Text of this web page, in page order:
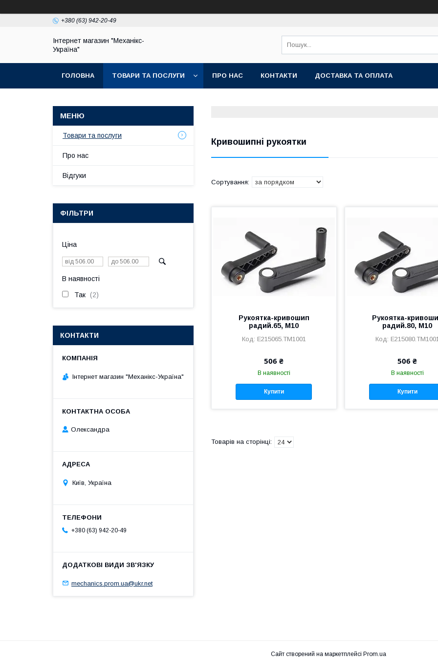
+380 (63) 942-20-49
Інтернет магазин "Механікс-
Україна"
ГОЛОВНА ТОВАРИ ТА ПОСЛУГИ ПРО НАС КОНТАКТИ ДОСТАВКА ТА ОПЛАТА
Кривошипні рукоятки
Рукоятка-кривошип
радий.65, М10
E215065.TM1001
506 ₴
В наявності
Купити
Рукоятка-
радий.80, М10
506 ₴
В наявності
Купити
Товари та послуги
Про нас
Відгуки
ФІЛЬТРИ
Ціна
В наявності
Так 2
КОНТАКТИ
Інтернет магазин "Механікс-Україна"
Олександра
Київ, Україна
+380 (63) 942-20-49
mechanics.prom.ua@ukr.net
Сайт створений на маркетплейсі Prom.ua